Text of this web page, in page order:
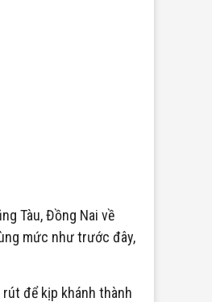
Tàu, Đồng Nai về
mức như trước đây,
để kịp khánh thành